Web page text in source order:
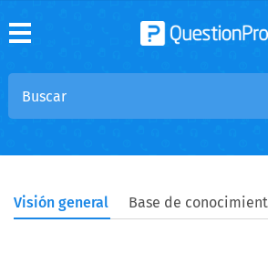
Visión general